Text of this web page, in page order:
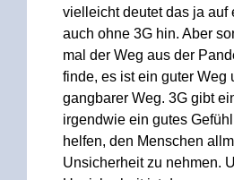
vielleicht deutet das ja auf
auch ohne 3G hin. Aber
mal der Weg aus der
finde, es ist ein guter Weg
gangbarer Weg. 3G gibt
irgendwie ein gutes
helfen, den Menschen
Unsicherheit zu nehmen.